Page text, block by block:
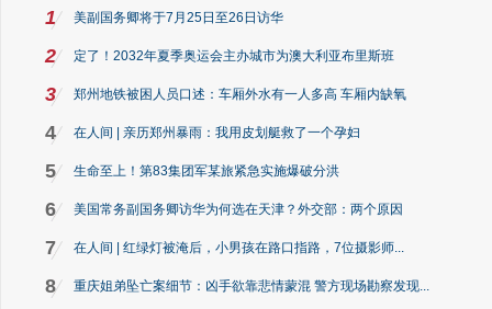
1 美副国务卿将于7月25日至26日访华
2 定了！2032年夏季奥运会主办城市为澳大利亚布里斯班
3 郑州地铁被困人员口述：车厢外水有一人多高 车厢内缺氧
4 在人间 | 亲历郑州暴雨：我用皮划艇救了一个孕妇
5 生命至上！第83集团军某旅紧急实施爆破分洪
6 美国常务副国务卿访华为何选在天津？外交部：两个原因
7 在人间 | 红绿灯被淹后，小男孩在路口指路，7位摄影师...
8 重庆姐弟坠亡案细节：凶手欲靠悲情蒙混 警方现场勘察发现...